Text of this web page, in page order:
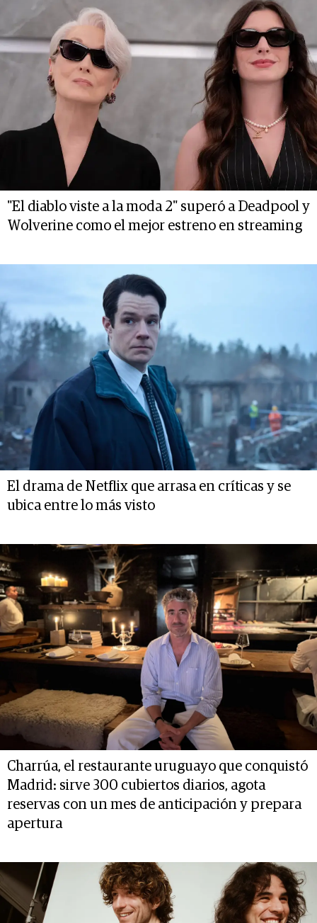
"El diablo viste a la moda 2" superó a Deadpool y
Wolverine como el mejor estreno en streaming
El drama de Netflix que arrasa en críticas y se
ubica entre lo más visto
Charrúa, el restaurante uruguayo que conquistó
Madrid: sirve 300 cubiertos diarios, agota
reservas con un mes de anticipación y prepara
apertura